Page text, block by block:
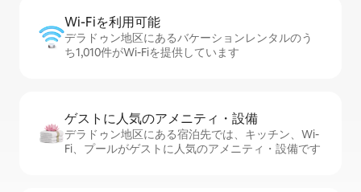
Wi-Fiを利⁠用⁠可⁠能
デラドゥン地区にあるバケーションレンタルのう
ち1,010件がWi-Fiを提供しています
ゲストに人⁠気⁠のア⁠メ⁠ニ⁠テ⁠ィ・設⁠備
デラドゥン地区にある宿泊先では、キッチン、Wi-
Fi、プールがゲストに人気のアメニティ・設備です